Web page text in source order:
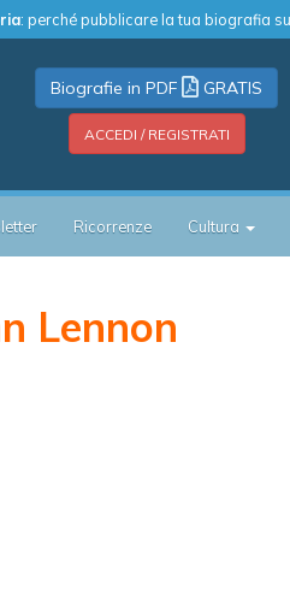
: perché pubblicare la tua biografia
Biografie in PDF GRATIS
ACCEDI / REGISTRATI
Ricorrenze Cultura
Lennon